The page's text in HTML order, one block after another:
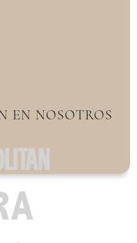
EN NOSOTROS